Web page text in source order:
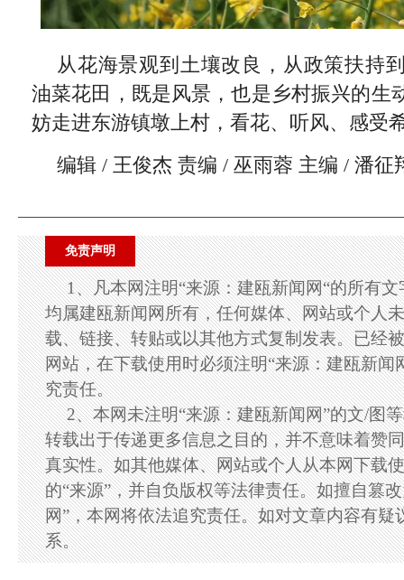
从花海景观到土壤改良，从政策扶持
油菜花田，既是风景，也是乡村振兴的生
妨走进东游镇墩上村，看花、听风、感受
编辑 / 王俊杰 责编 / 巫雨蓉 主编 / 潘征
免责声明
1、凡本网注明“来源：建瓯新闻网“的所有
均属建瓯新闻网所有，任何媒体、网站或个人
载、链接、转贴或以其他方式复制发表。已经
网站，在下载使用时必须注明“来源：建瓯新闻
究责任。
2、本网未注明“来源：建瓯新闻网”的文/图
转载出于传递更多信息之目的，并不意味着赞
真实性。如其他媒体、网站或个人从本网下载
的“来源”，并自负版权等法律责任。如擅自篡
网”，本网将依法追究责任。如对文章内容有疑
系。